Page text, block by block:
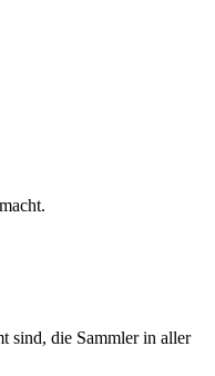
sind, die Sammler in aller